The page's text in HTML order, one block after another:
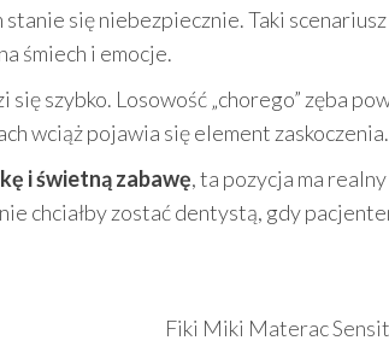
się niebezpiecznie. Taki
śmiech i emocje.
szybko. Losowość „chorego” zęba
wciąż pojawia się element zaskoczenia.
i świetną zabawę, ta pozycja ma
chciałby zostać dentystą, gdy
Fiki Miki Materac